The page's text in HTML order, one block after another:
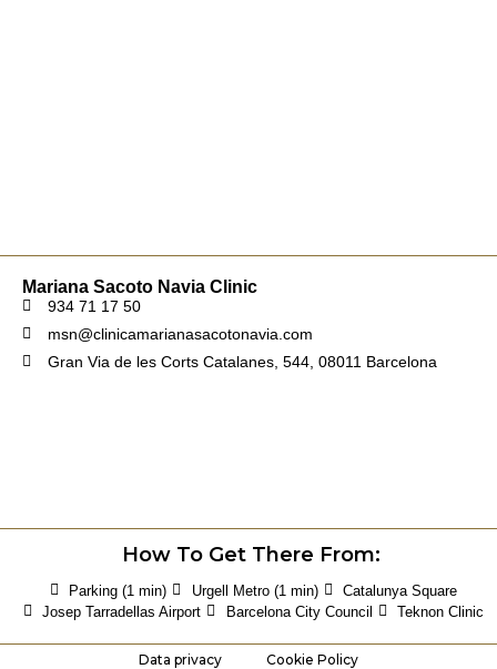
Mariana Sacoto Navia Clinic
934 71 17 50
msn@clinicamarianasacotonavia.com
Gran Via de les Corts Catalanes, 544, 08011 Barcelona
How To Get There From:
Parking (1 min) Urgell Metro (1 min)
Catalunya Square
Josep Tarradellas Airport
Barcelona City Council Teknon Clinic
Data privacy
Cookie Policy